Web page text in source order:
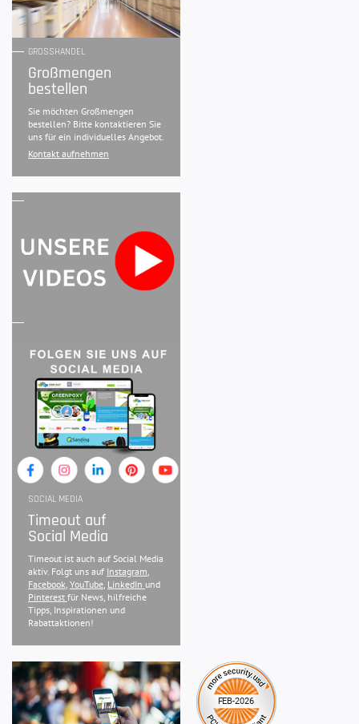
GROSSHANDEL
Großmengen
bestellen
Sie möchten Großmengen
bestellen? Bitte kontaktieren Sie
uns für ein individuelles Angebot.
Kontakt aufnehmen
SOCIAL MEDIA
Timeout auf
Social Media
Timeout ist auch auf Social Media
aktiv. Folgt uns auf Instagram,
Facebook, YouTube, LinkedIn und
Pinterest für News, hilfreiche
Tipps, Inspirationen und
Rabattaktionen!